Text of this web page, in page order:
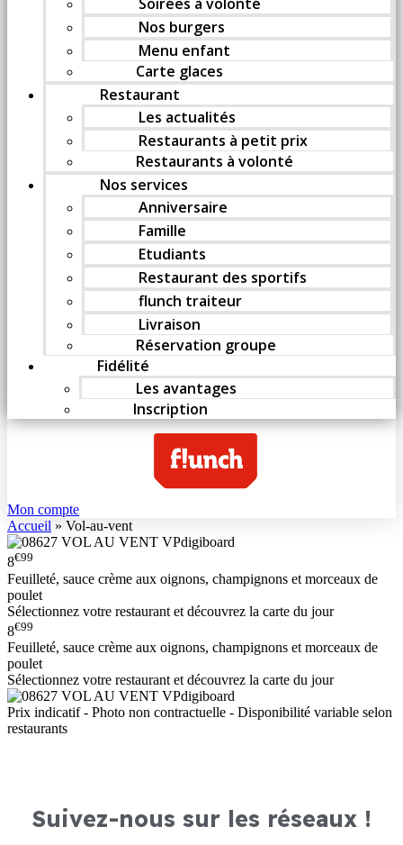
Nos burgers
Menu enfant
Carte glaces
Restaurant
Les actualités
Restaurants à petit prix
Restaurants à volonté
Nos services
Anniversaire
Famille
Etudiants
Restaurant des sportifs
flunch traiteur
Livraison
Réservation groupe
Fidélité
Les avantages
Inscription
Mon compte
Accueil » Vol-au-vent
8€99
Feuilleté, sauce crème aux oignons, champignons et morceaux de
poulet
Sélectionnez votre restaurant et découvrez la carte du jour
8€99
Feuilleté, sauce crème aux oignons, champignons et morceaux de
poulet
Sélectionnez votre restaurant et découvrez la carte du jour
Prix indicatif - Photo non contractuelle - Disponibilité variable selon
restaurants
Suivez-nous sur les réseaux !